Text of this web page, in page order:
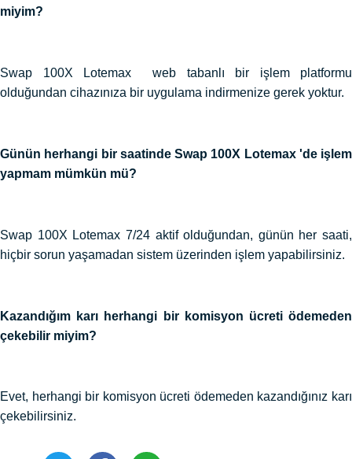
miyim?
Swap 100X Lotemax web tabanlı bir işlem platformu
olduğundan cihazınıza bir uygulama indirmenize gerek yoktur.
Günün herhangi bir saatinde Swap 100X Lotemax 'de işlem
yapmam mümkün mü?
Swap 100X Lotemax 7/24 aktif olduğundan, günün her saati,
hiçbir sorun yaşamadan sistem üzerinden işlem yapabilirsiniz.
Kazandığım karı herhangi bir komisyon ücreti ödemeden
çekebilir miyim?
Evet, herhangi bir komisyon ücreti ödemeden kazandığınız karı
çekebilirsiniz.